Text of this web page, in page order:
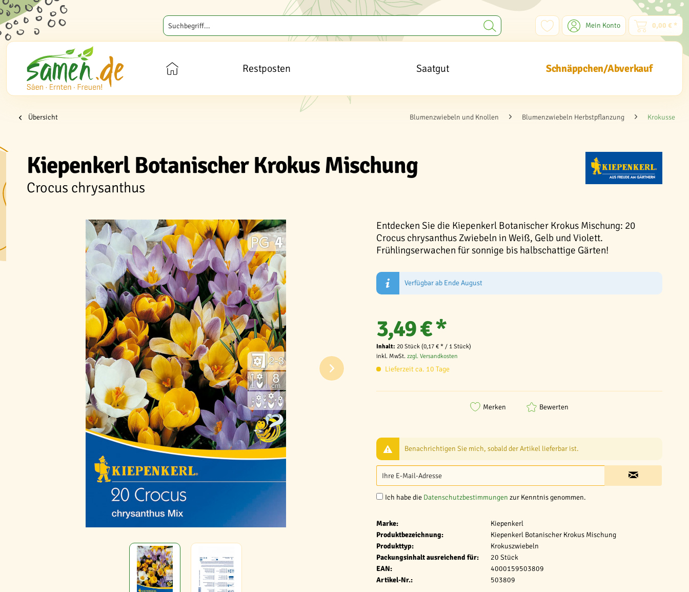
Mein Konto 0,00 € *
Restposten Saatgut Schnäppchen/Abverkauf
Übersicht Blumenzwiebeln und Knollen Blumenzwiebeln Herbstpflanzung Krokusse
Kiepenkerl Botanischer Krokus Mischung
Crocus chrysanthus
Entdecken Sie die Kiepenkerl Botanischer Krokus Mischung: 20
Crocus chrysanthus Zwiebeln in Weiß, Gelb und Violett.
Frühlingserwachen für sonnige bis halbschattige Gärten!
Verfügbar ab Ende August
Benachrichtigen Sie mich, sobald der Artikel lieferbar ist.
Ich habe die Datenschutzbestimmungen zur Kenntnis genommen.
Marke:
Kiepenkerl
Produktbezeichnung:
Kiepenkerl Botanischer Krokus Mischung
Produkttyp:
Krokuszwiebeln
Packungsinhalt ausreichend für:
20 Stück
EAN:
4000159503809
Artikel-Nr.:
503809
3,49 € *
Inhalt: 20 Stück (0,17 € * / 1 Stück)
inkl. MwSt. zzgl. Versandkosten
Lieferzeit ca. 10 Tage
Merken Bewerten